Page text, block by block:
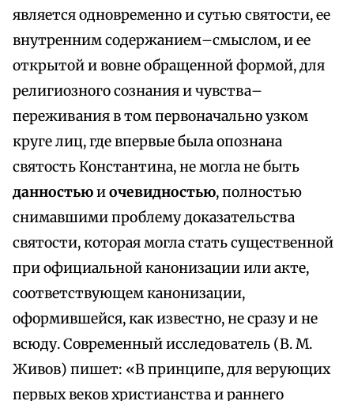
является одновременно и сутью святости, ее
внутренним содержанием–смыслом, и ее
открытой и вовне обращенной формой, для
религиозного сознания и чувства–
переживания в том первоначально узком
круге лиц, где впервые была опознана
святость Константина, не могла не быть
данностьюиочевидностью, полностью
снимавшими проблему доказательства
святости, которая могла стать существенной
при официальной канонизации или акте,
соответствующем канонизации,
оформившейся, как известно, не сразу и не
всюду. Современный исследователь (В. М.
Живов) пишет: «В принципе, для верующих
первых веков христианства и раннего